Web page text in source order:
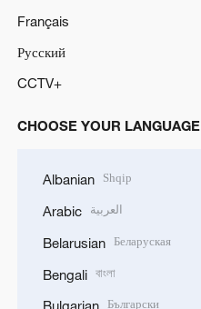
Français
Русский
CCTV+
CHOOSE YOUR LANGUAGE
Albanian Shqip
Arabic العربية
Belarusian Беларуская
Bengali বাংলা
Bulgarian Български